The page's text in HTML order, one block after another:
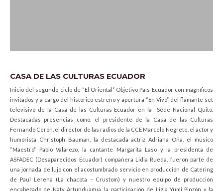
CASA DE LAS CULTURAS ECUADOR
Inicio del segundo ciclo de “El Oriental” Objetivo País Ecuador con magníficos
invitados y a cargo del histórico estreno y apertura “En Vivo” del flamante set
televisivo de la Casa de las Culturas Ecuador en la Sede Nacional Quito.
Destacadas presencias como: el presidente de la Casa de las Culturas
Fernando Cerón, el director de las radios de la CCE Marcelo Negrete, el actor y
humorista Christoph Bauman, la destacada actriz Adriana Oña, el músico
“Maestro” Pablo Valarezo, la cantante Margarita Laso y la presidenta de
ASFADEC (Desaparecidos Ecuador) compañera Lidia Rueda, fueron parte de
una jornada de lujo con el acostumbrado servicio en producción de Catering
de Paul Lerena (La chacota – Crustom) y nuestro equipo de producción
encabezado de Naty Artunduagua, la participación de Ligia Yumi Pinzón y la